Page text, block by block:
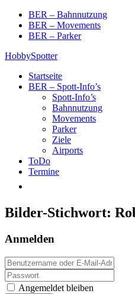
Skip
content
BER – Bahnnutzung
BER – Movements
BER – Parker
HobbySpotter
Startseite
BER – Spott-Info’s
Spott-Info’s
Bahnnutzung
Movements
Parker
Ziele
Airports
ToDo
Termine
Bilder-Stichwort:
Anmelden
Angemeldet bleiben